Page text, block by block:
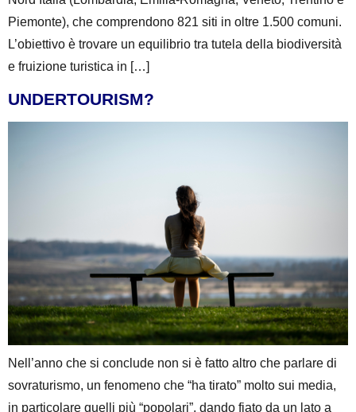
Piemonte), che comprendono 821 siti in oltre 1.500 comuni.
L’obiettivo è trovare un equilibrio tra tutela della biodiversità
e fruizione turistica in […]
UNDERTOURISM?
Nell’anno che si conclude non si è fatto altro che parlare di
sovraturismo, un fenomeno che “ha tirato” molto sui media,
in particolare quelli più “popolari”, dando fiato da un lato a